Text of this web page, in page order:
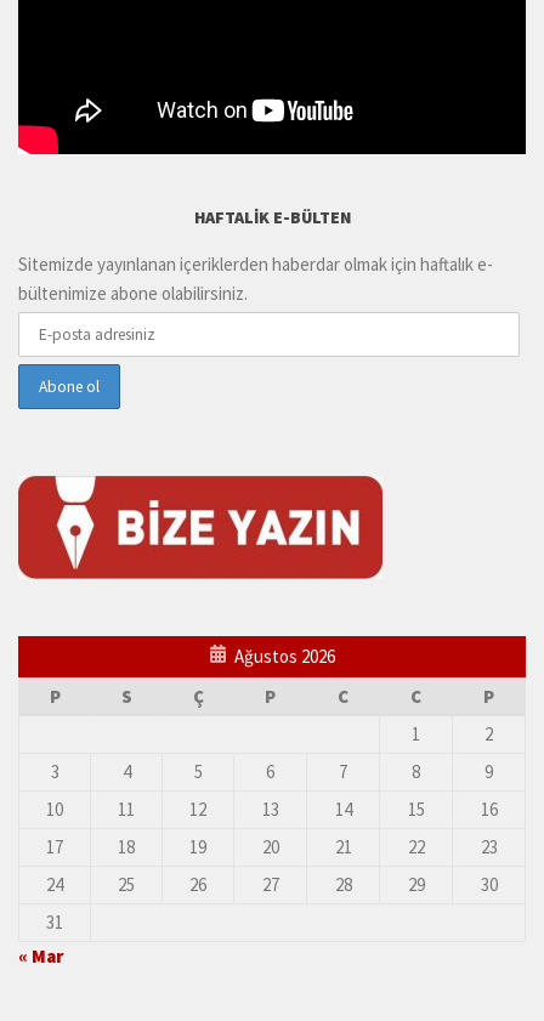
HAFTALIK E-BÜLTEN
Sitemizde yayınlanan içeriklerden haberdar olmak için haftalık e-
bültenimize abone olabilirsiniz.
Ağustos 2026
P
S Ç P C C
P
1
2
3
4 5 6 7 8
9
10
11 12 13 14 15
16
17
18 19 20 21 22
23
24
25 26 27 28 29
30
31
« Mar